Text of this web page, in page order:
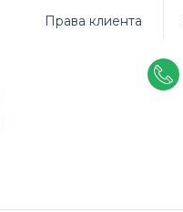
Права клиента